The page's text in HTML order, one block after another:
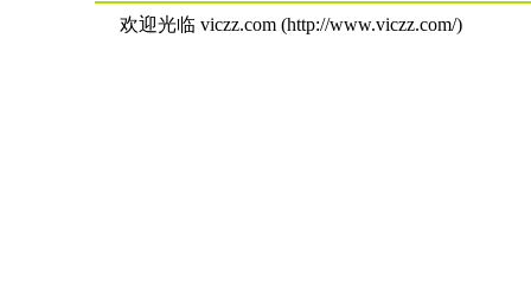
欢迎光临 viczz.com (http://www.viczz.com/)